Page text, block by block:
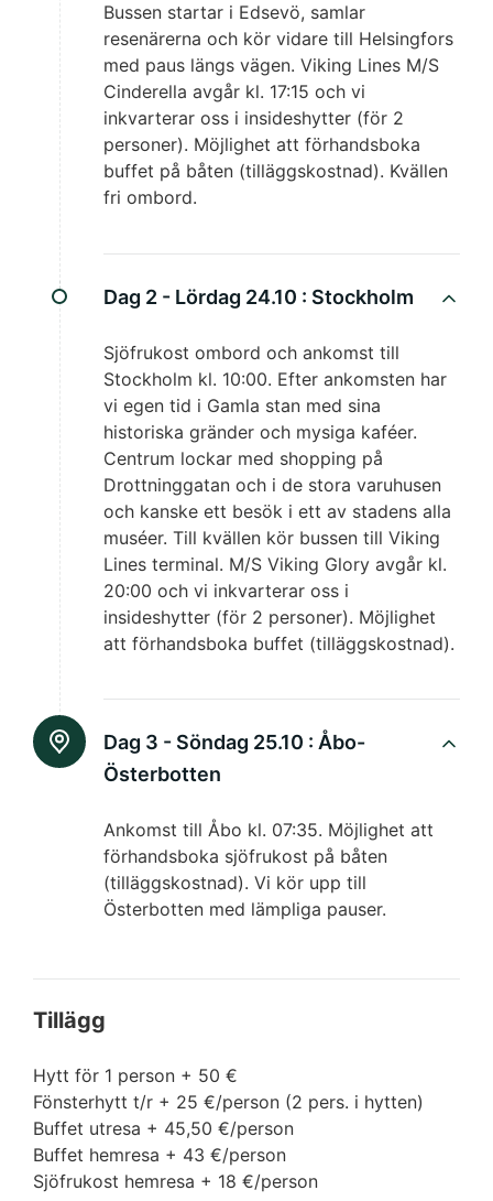
Bussen startar i Edsevö, samlar
resenärerna och kör vidare till Helsingfors
med paus längs vägen. Viking Lines M/S
Cinderella avgår kl. 17:15 och vi
inkvarterar oss i insideshytter (för 2
personer). Möjlighet att förhandsboka
buffet på båten (tilläggskostnad). Kvällen
fri ombord.
Dag 2 - Lördag 24.10 : Stockholm
Sjöfrukost ombord och ankomst till
Stockholm kl. 10:00. Efter ankomsten har
vi egen tid i Gamla stan med sina
historiska gränder och mysiga kaféer.
Centrum lockar med shopping på
Drottninggatan och i de stora varuhusen
och kanske ett besök i ett av stadens alla
muséer. Till kvällen kör bussen till Viking
Lines terminal. M/S Viking Glory avgår kl.
20:00 och vi inkvarterar oss i
insideshytter (för 2 personer). Möjlighet
att förhandsboka buffet (tilläggskostnad).
Dag 3 - Söndag 25.10 : Åbo-
Österbotten
Ankomst till Åbo kl. 07:35. Möjlighet att
förhandsboka sjöfrukost på båten
(tilläggskostnad). Vi kör upp till
Österbotten med lämpliga pauser.
Tillägg
Hytt för 1 person + 50 €
Fönsterhytt t/r + 25 €/person (2 pers. i hytten)
Buffet utresa + 45,50 €/person
Buffet hemresa + 43 €/person
Sjöfrukost hemresa + 18 €/person